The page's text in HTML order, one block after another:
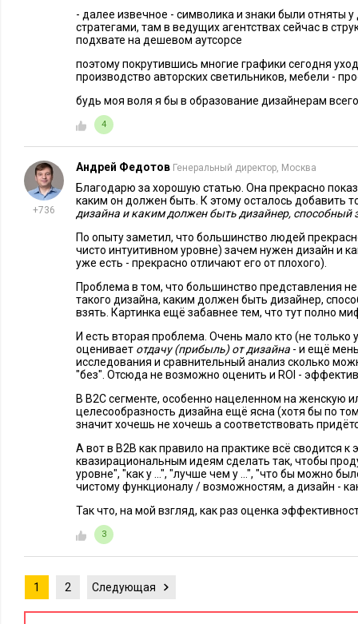
- далее извечное - символика и знаки были отняты
стратегами, там в ведущих агентствах сейчас в
подхвате на дешевом аутсорсе
поэтому покрутившись многие графики сегодня
производство авторских светильников, мебели -
будь моя воля я бы в образование дизайнерам
4
+736
Андрей Федотов Генеральный директор, Москва
Благодарю за хорошую статью. Она прекрасно
каким он должен быть. К этому осталось добавить
дизайна и каким должен быть дизайнер, способный
По опыту заметил, что большинство людей
чисто интуитивном уровне) зачем нужен дизайн и
уже есть - прекрасно отличают его от плохого).
Проблема в том, что большинство представления
такого дизайна, каким должен быть дизайнер,
взять. Картинка ещё забавнее тем, что тут полно
И есть вторая проблема. Очень мало кто (не только
оценивает отдачу (прибыль) от дизайна - и ещё
исследования и сравнительный анализ сколько
"без". Отсюда не возможно оценить и ROI -
В B2C сегменте, особенно нацеленном на женскую
целесообразность дизайна ещё ясна (хотя бы по
значит хочешь не хочешь а соответствовать
А вот в B2B как правило на практике всё сводится к
квазирациональным идеям сделать так, чтобы
уровне", "как у ...", "лучше чем у ...", "что бы можно
чистому функционалу / возможностям, а дизайн -
Так что, на мой взгляд, как раз оценка
3
1 2 Следующая